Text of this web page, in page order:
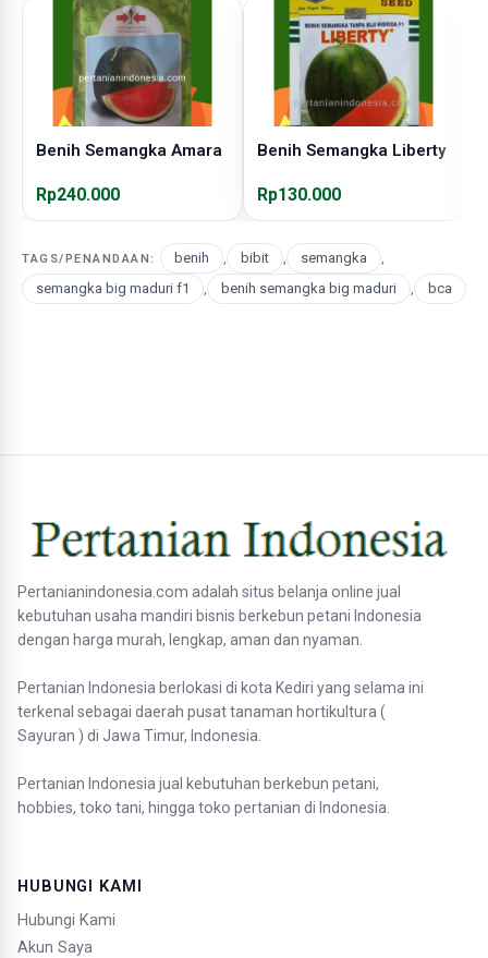
Benih Semangka Amara
Rp240.000
Benih Semangka Liberty
Rp130.000
TAGS/PENANDAAN: benih , bibit , semangka
,
semangka big maduri f1
, benih semangka big maduri , bca
Pertanianindonesia.com adalah situs belanja online jual
kebutuhan usaha mandiri bisnis berkebun petani Indonesia
dengan harga murah, lengkap, aman dan nyaman.
Pertanian Indonesia berlokasi di kota Kediri yang selama ini
terkenal sebagai daerah pusat tanaman hortikultura (
Sayuran ) di Jawa Timur, Indonesia.
Pertanian Indonesia jual kebutuhan berkebun petani,
hobbies, toko tani, hingga toko pertanian di Indonesia.
HUBUNGI KAMI
Hubungi Kami
Akun Saya